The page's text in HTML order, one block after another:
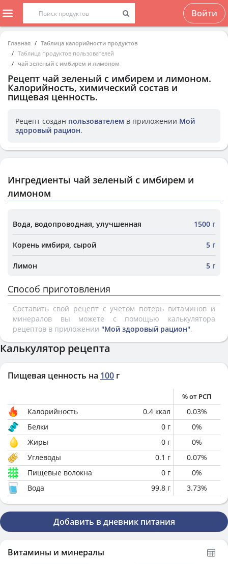
Войти
Главная
Таблица калорийности продуктов
Таблица продуктов пользователей
чай зеленый с имбирем и лимоном
Рецепт чай зеленый с имбирем и лимоном.
Калорийность, химический состав и
пищевая ценность.
Рецепт создан пользователем в приложении Мой
здоровый рацион.
Ингредиенты чай зеленый с имбирем и
лимоном
Вода, водопроводная, улучшенная 1500 г
Корень имбиря, сырой 5 г
Лимон 5 г
Способ приготовления
Составить свой рецепт с учетом потерь витаминов и
минералов вы можете с помощью калькулятора
рецептов в приложении "Мой здоровый рацион".
Калькулятор рецепта
Пищевая ценность на 100 г
% от РСП
Калорийность 0.4 ккал 0.03%
Белки
0 г 0%
Жиры
0 г 0%
Углеводы
0.1 г 0.07%
Пищевые волокна
0 г 0%
Вода
99.8 г 3.73%
Добавить в дневник питания
Витамины и минералы